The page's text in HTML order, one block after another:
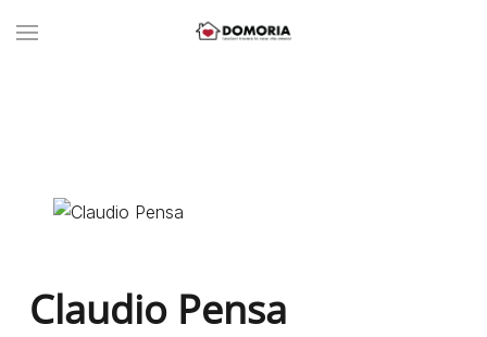
Claudio Pensa